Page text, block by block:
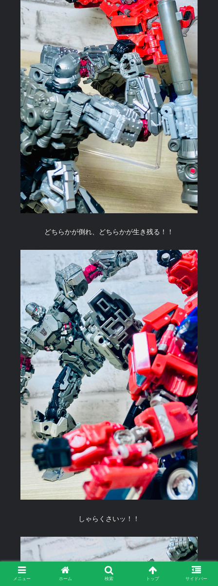
どちらかが倒れ、どちらかが生き残る！！
しゃらくさいッ！！
メニュー ホーム 検索 トップ サイドバー